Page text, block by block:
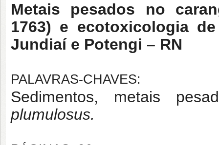
Metais pesados no
1763) e ecotoxicologia
Jundiaí e Potengi – RN
PALAVRAS-CHAVES:
Sedimentos, metais
plumulosus.